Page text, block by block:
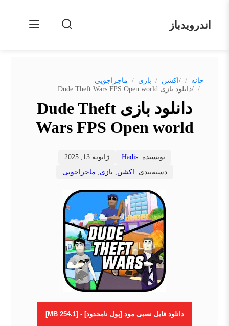
اندرویدباز
خانه / اکشن بازی
ماجراجویی
/دانلود بازی Dude Theft Wars FPS Open world
دانلود بازی Dude Theft
Wars FPS Open world
نویسنده:Hadis
ژانویه 13, 2025
دسته‌بندی: اکشن, بازی, ماجراجویی
دانلود فایل نصبی مود [پول نامحدود] - [254.1 MB]